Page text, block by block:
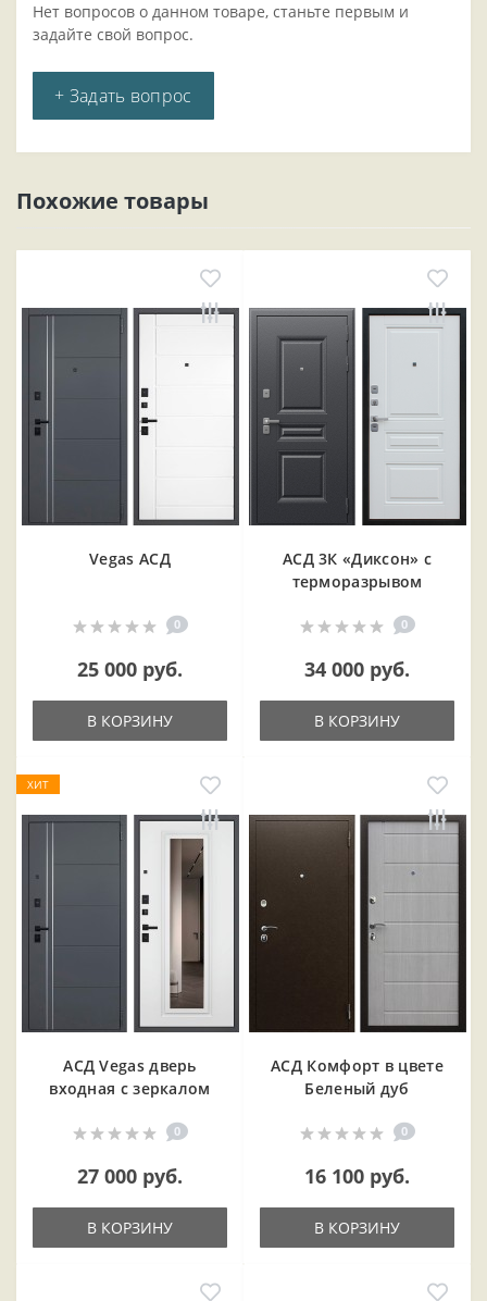
Нет вопросов о данном товаре, станьте первым и
задайте свой вопрос.
+ Задать вопрос
Похожие товары
Vegas АСД
0
25 000 руб.
В КОРЗИНУ
АСД 3К «Диксон» с
терморазрывом
0
34 000 руб.
В КОРЗИНУ
ХИТ
АСД Vegas дверь
входная с зеркалом
0
27 000 руб.
В КОРЗИНУ
АСД Комфорт в цвете
Беленый дуб
0
16 100 руб.
В КОРЗИНУ